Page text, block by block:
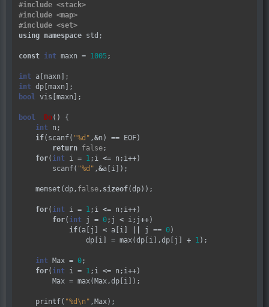
#include <stack>
#include <map>
#include <set>
using namespace std;
const int maxn = 1005 ;
int
int
bool vis[maxn];
bool Do() {
int n;
if(scanf( "%d" ,&n) == EOF)
return false;
for( int i = 1;i <= n;i++)
        scanf(
"%d" ,&a[i]);
    memset(dp,
false, sizeof(dp));
for( int i = 1;i <= n;i++)
for( int j = 0;j < i;j++)
if(a[j] < a[i] j == 0)
                dp[i]
= max(dp[i],dp[j] + 1);
int Max = 0;
for( int i = 1;i <= n;i++)
        Max
= max(Max,dp[i]);
    printf(
"%d\n " ,Max);